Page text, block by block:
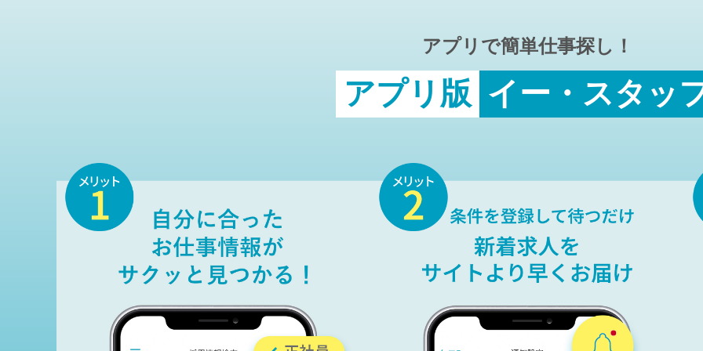
アプリで簡単仕事探し！
アプリ版 イー・スタッ